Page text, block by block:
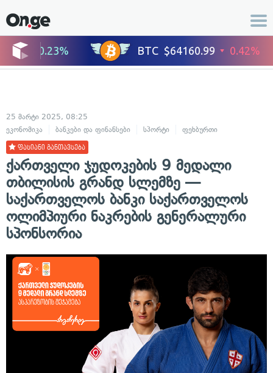
25 მარტი 2025, 08:25
ეკონომიკა
ბანკები და ფინანსები სპორტი ფეხბურთი
ფასიანი განთავსება
ქართველი ჯუდოკების 9 მედალი
თბილისის გრანდ სლემზე —
საქართველოს ბანკი საქართველოს
ოლიმპიური ნაკრების გენერალური
სპონსორია